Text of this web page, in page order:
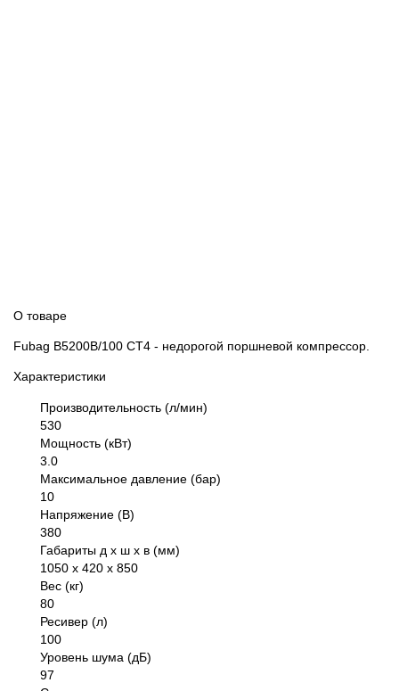
О товаре
Fubag B5200B/100 CT4 - недорогой поршневой компрессор.
Характеристики
Производительность (л/мин)
530
Мощность (кВт)
3.0
Максимальное давление (бар)
10
Напряжение (В)
380
Габариты д х ш х в (мм)
1050 х 420 х 850
Вес (кг)
80
Ресивер (л)
100
Уровень шума (дБ)
97